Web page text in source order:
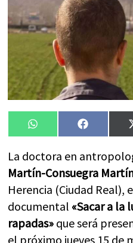
Compartir
en
WhatsApp
en
La doctora en
Martín-Consuegra
Herencia (Ciudad Real),
documental «Sacar a la
rapadas» que será
el próximo jueves 15 de